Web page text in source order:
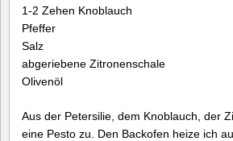
1-2 Zehen Knoblauch
Pfeffer
Salz
abgeriebene Zitronenschale
Olivenöl
Aus der Petersilie, dem Knoblauch, der
eine Pesto zu. Den Backofen heize ich